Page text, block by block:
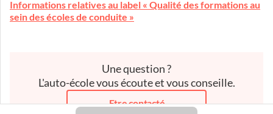
Informations relatives au label « Qualité des formations au
sein des écoles de conduite »
Une question ?
L'auto-école vous écoute et vous conseille.
Etre contacté